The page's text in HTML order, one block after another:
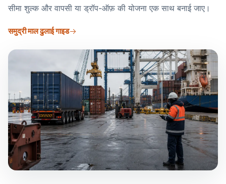
सीमा शुल्क और वापसी या ड्रॉप-ऑफ़ की योजना एक साथ बनाई जाए।
समुद्री माल ढुलाई गाइड